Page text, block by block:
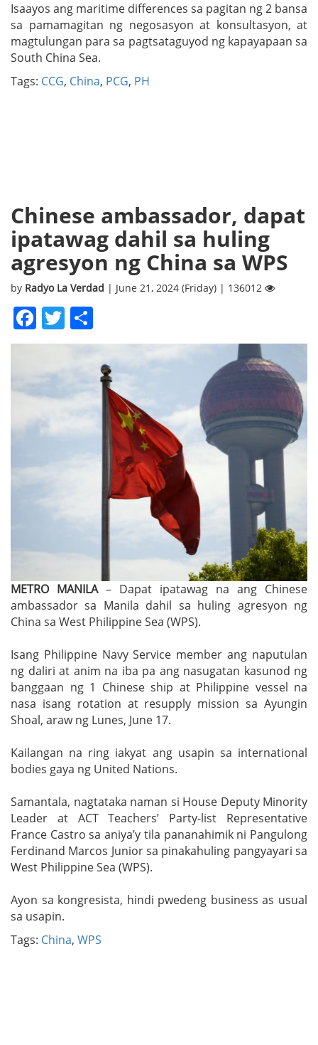
Isaayos ang maritime differences sa pagitan ng 2 bansa
sa pamamagitan ng negosasyon at konsultasyon, at
magtulungan para sa pagtsataguyod ng kapayapaan sa
South China Sea.
Tags: CCG, China, PCG, PH
Chinese ambassador, dapat
ipatawag dahil sa huling
agresyon ng China sa WPS
by Radyo La Verdad | June 21, 2024 (Friday) | 136012
Facebook
Twitter
METRO MANILA – Dapat ipatawag na ang Chinese
ambassador sa Manila dahil sa huling agresyon ng
China sa West Philippine Sea (WPS).
Isang Philippine Navy Service member ang naputulan
ng daliri at anim na iba pa ang nasugatan kasunod ng
banggaan ng 1 Chinese ship at Philippine vessel na
nasa isang rotation at resupply mission sa Ayungin
Shoal, araw ng Lunes, June 17.
Kailangan na ring iakyat ang usapin sa international
bodies gaya ng United Nations.
Samantala, nagtataka naman si House Deputy Minority
Leader at ACT Teachers’ Party-list Representative
France Castro sa aniya’y tila pananahimik ni Pangulong
Ferdinand Marcos Junior sa pinakahuling pangyayari sa
West Philippine Sea (WPS).
Ayon sa kongresista, hindi pwedeng business as usual
sa usapin.
Tags: China, WPS